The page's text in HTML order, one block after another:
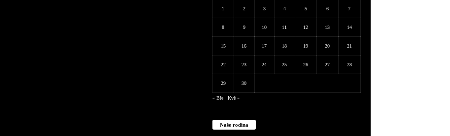
1 2 3 4 5 6 7
8 9 10 11 12 13 14
15 16 17 18 19 20 21
22 23 24 25 26 27 28
29 30
« Bře Kvě »
Naše rodina